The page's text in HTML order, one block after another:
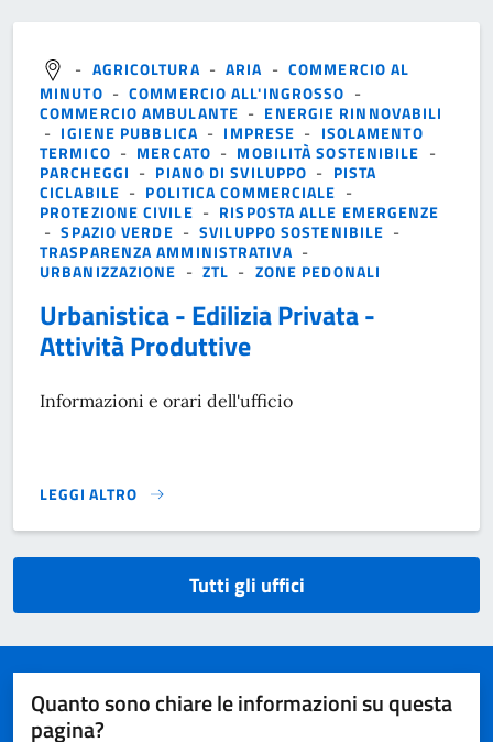
- AGRICOLTURA -ARIA -COMMERCIO AL
MINUTO -COMMERCIO ALL'INGROSSO -
COMMERCIO AMBULANTE - ENERGIE RINNOVABILI
- IGIENE PUBBLICA - IMPRESE - ISOLAMENTO
TERMICO - MERCATO - MOBILITÀ SOSTENIBILE -
PARCHEGGI - PIANO DI SVILUPPO - PISTA
CICLABILE - POLITICA COMMERCIALE -
PROTEZIONE CIVILE - RISPOSTA ALLE EMERGENZE
-SPAZIO VERDE -SVILUPPO SOSTENIBILE -
TRASPARENZA AMMINISTRATIVA -
URBANIZZAZIONE - ZTL - ZONE PEDONALI
Urbanistica - Edilizia Privata -
Attività Produttive
Informazioni e orari dell'ufficio
LEGGI ALTRO
}
Tutti gli uffici
Quanto sono chiare le informazioni su questa
pagina?